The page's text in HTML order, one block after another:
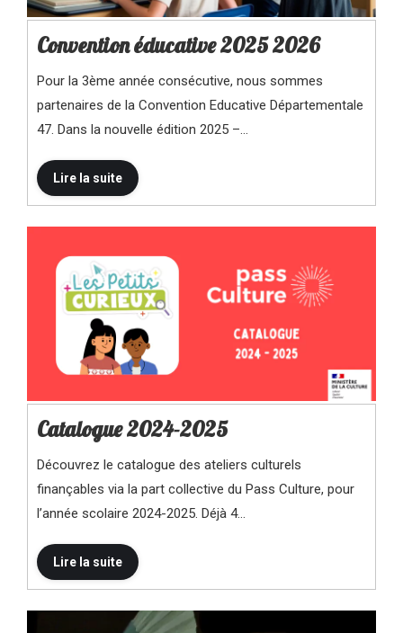
Convention éducative 2025 2026
Pour la 3ème année consécutive, nous sommes
partenaires de la Convention Educative Départementale
47. Dans la nouvelle édition 2025 –…
Catalogue 2024-2025
Découvrez le catalogue des ateliers culturels
finançables via la part collective du Pass Culture, pour
l’année scolaire 2024-2025. Déjà 4…